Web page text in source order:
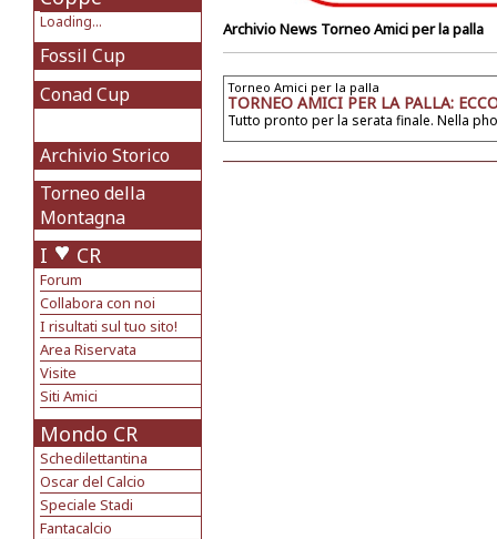
Loading...
Fossil Cup
Conad Cup
Archivio Storico
Torneo della
Montagna
I CR
Forum
Collabora con noi
I risultati sul tuo sito!
Area Riservata
Visite
Siti Amici
Mondo CR
Schedilettantina
Oscar del Calcio
Speciale Stadi
Fantacalcio
Archivio News Torneo Amici per la palla
Torneo Amici per la palla
TORNEO AMICI PER LA PALLA:
Tutto pronto per la serata finale. Nella